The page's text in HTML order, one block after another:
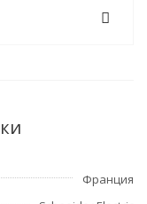
Франция